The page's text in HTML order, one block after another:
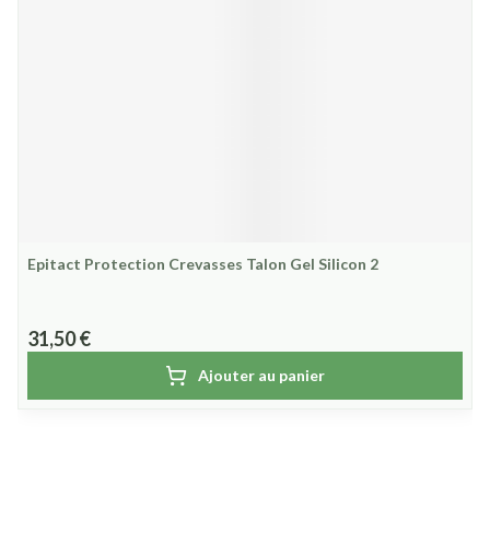
Epitact Protection Crevasses Talon Gel Silicon 2
31,50 €
Ajouter au panier